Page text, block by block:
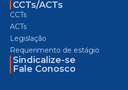
CCTs/ACTs
CCTs
ACTs
Legislação
Requerimento de estágio
Sindicalize-se
Fale Conosco